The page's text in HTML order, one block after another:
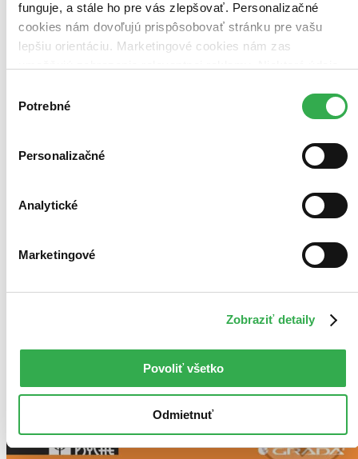
funguje, a stále ho pre vás zlepšovať. Personalizačné
cookies nám dovoľujú prispôsobovať stránku pre vašu
lepšiu orientáciu. Marketingové cookies nám zas
keby sme mohli používať všetky tieto cookies. Ďakujeme!
súhlasu
Potrebné
Personalizačné
Analytické
Marketingové
Zobraziť detaily
Povoliť všetko
Odmietnuť